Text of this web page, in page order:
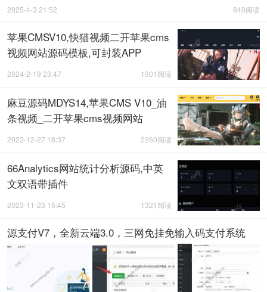
840阅读
2025-4-3 21:52
苹果CMSV10,快猫视频二开苹果cms
视频网站源码模板,可封装APP
1901阅读
2024-2-19 23:47
麻豆源码MDYS14,苹果CMS V10_油
条视频_二开苹果cms视频网站
2260阅读
2023-12-27 18:37
66Analytics网站统计分析源码,中英
文双语带插件
1321阅读
2023-11-23 15:45
源支付V7，全新云端3.0，三网免挂免输入码支付系统